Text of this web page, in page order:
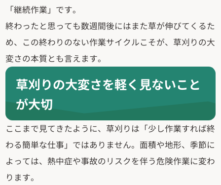
「継続作業」です。
終わったと思っても数週間後にはまた草が伸びてくるた
め、この終わりのない作業サイクルこそが、草刈りの大
変さの本質とも言えます。
草刈りの大変さを軽く見ないこと
が大切
ここまで見てきたように、草刈りは「少し作業すれば終
わる簡単な仕事」ではありません。面積や地形、季節に
よっては、熱中症や事故のリスクを伴う危険作業に変わ
ります。